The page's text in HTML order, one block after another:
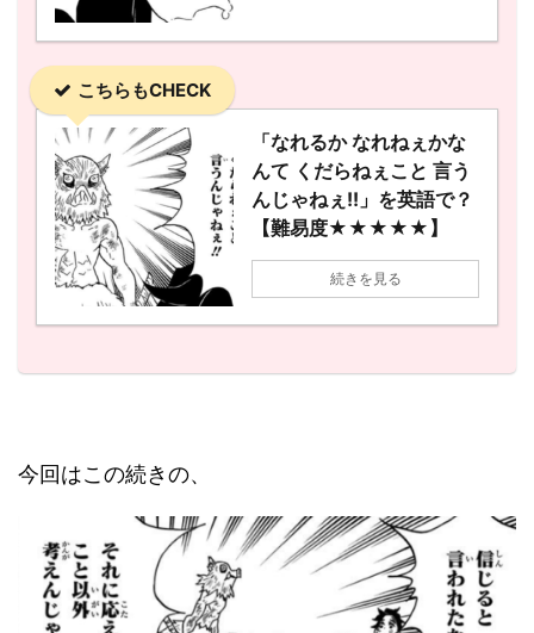
こちらもCHECK
「なれるか なれねぇかな
んて くだらねぇこと 言う
んじゃねぇ!!」を英語で？
【難易度★★★★★】
続きを見る
今回はこの続きの、